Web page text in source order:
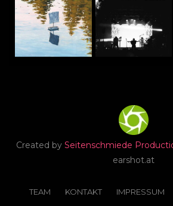
Created by Seitenschmiede
earshot.at
TEAM KONTAKT IMPRESSUM